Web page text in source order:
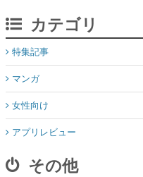
カテゴリ
特集記事
マンガ
女性向け
アプリレビュー
その他